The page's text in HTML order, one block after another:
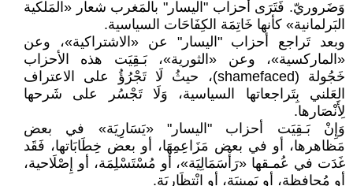
وَضَروريّ. فَتَرَى أحزاب "اليسار" بالمَغرب شعار «المَلكية
البَرلمانية» كأنها خَاتِمَة الكِفَاحَات السياسية.
وبعد تَراجع أحزاب "اليسار" عن «الاشتراكية»، وعن
«الماركسية»، وعن «الثورية»، بَـقِيَت هذه الأحزاب
خَجُولة (shamefaced)، حيثُ لَا تَجْرُؤُ على الاعتراف
العَلني بِتَراجعاتها السياسية، وَلَا تَجْسُر على شَرحها
لِأَنْصَارها.
وَإِنْ بَـقِيَت أحزاب "اليسار" «يَسَارِيَة» في بعض
مَظاهرها، أو في بعض مَزَاعِمِهَا، أو بعض خِطَابَاتها، فَقَد
غَدَت في عُمـقها «رَأْسَمَالِيَة»، أو مُسْتَسْلِمَة، أو إِصْلَاحية،
أو مُحافظة، أو يَمِينِيَة، أو اِنْتِظَارِيَة.